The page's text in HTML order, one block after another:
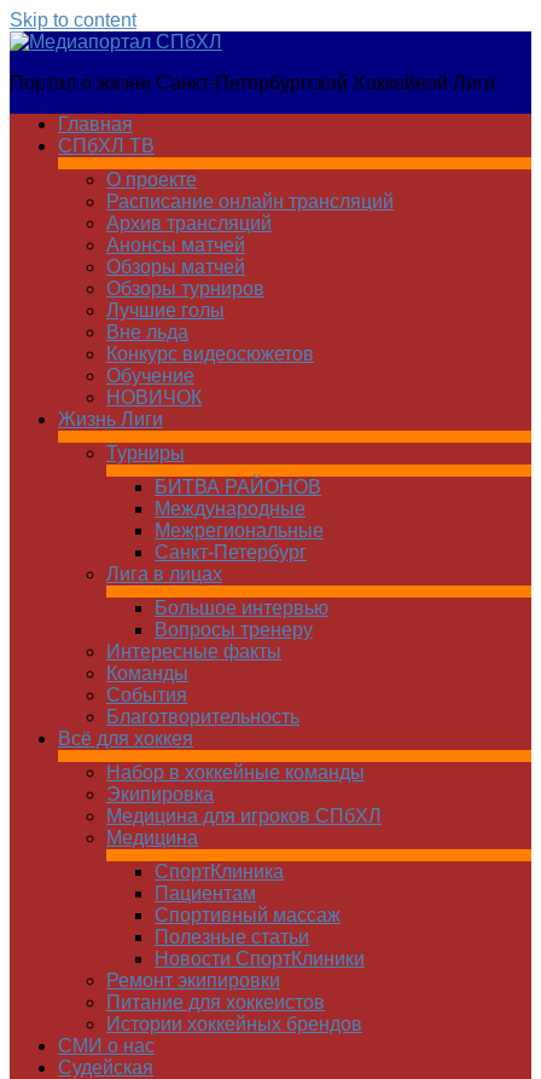
Skip to content
Медиапортал
Портал о жизни Санкт-Петербургской Хоккейной Лиги
Главная
СПбХЛ ТВ
О проекте
Расписание онлайн трансляций
Архив трансляций
Анонсы матчей
Обзоры матчей
Обзоры турниров
Лучшие голы
Вне льда
Конкурс видеосюжетов
Обучение
НОВИЧОК
Жизнь Лиги
Турниры
БИТВА РАЙОНОВ
Международные
Межрегиональные
Санкт-Петербург
Лига в лицах
Большое интервью
Вопросы тренеру
Интересные факты
Команды
Cобытия
Благотворительность
Всё для хоккея
Набор в хоккейные команды
Экипировка
Медицина для игроков СПбХЛ
Медицина
СпортКлиника
Пациентам
Спортивный массаж
Полезные статьи
Новости СпортКлиники
Ремонт экипировки
Питание для хоккеистов
Истории хоккейных брендов
СМИ о нас
Судейская